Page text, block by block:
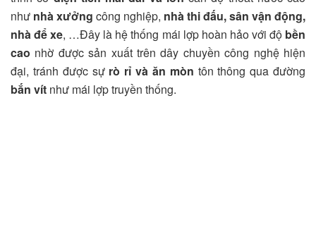
như nhà xưởng công nghiệp, nhà thi đấu, sân vận động,
nhà để xe, …Đây là hệ thống mái lợp hoàn hảo với độ bền
cao nhờ được sản xuất trên dây chuyền công nghệ hiện
đại, tránh được sự rò rỉ và ăn mòn tôn thông qua đường
bắn vít như mái lợp truyền thống.